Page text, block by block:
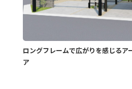
ロングフレームで広がりを感じるア
ア